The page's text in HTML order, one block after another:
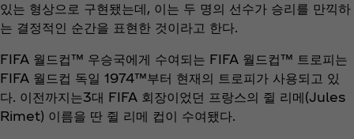
있는 형상으로 구현됐는데, 이는 두 명의 선수가 승리를 만끽하
는 결정적인 순간을 표현한 것이라고 한다.
FIFA 월드컵™ 우승국에게 수여되는 FIFA 월드컵™ 트로피는
FIFA 월드컵 독일 1974™부터 현재의 트로피가 사용되고 있
다. 이전까지는3대 FIFA 회장이었던 프랑스의 쥘 리메(Jules
Rimet) 이름을 딴 쥘 리메 컵이 수여됐다.